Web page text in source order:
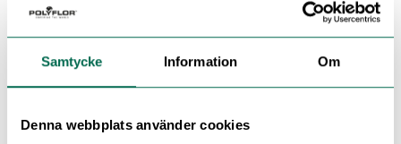
Samtycke Information Om
Denna webbplats använder cookies
Blue